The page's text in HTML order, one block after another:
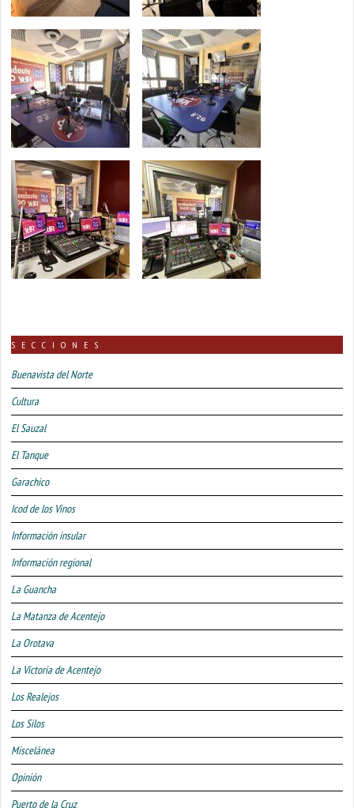
SECCIONES
Buenavista del Norte
Cultura
El Sauzal
El Tanque
Garachico
Icod de los Vinos
Información insular
Información regional
La Guancha
La Matanza de Acentejo
La Orotava
La Victoria de Acentejo
Los Realejos
Los Silos
Miscelánea
Opinión
Puerto de la Cruz